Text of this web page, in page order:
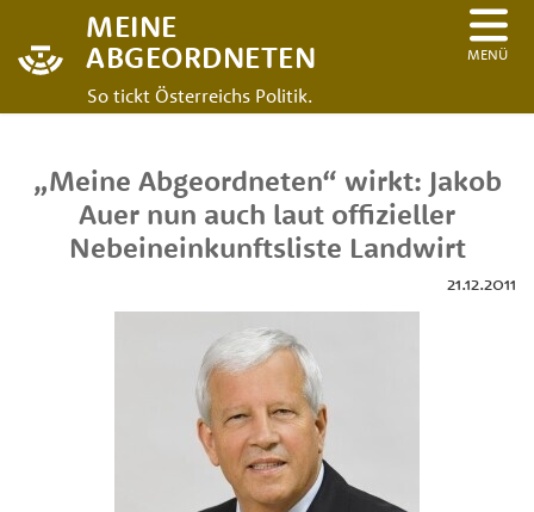
MEINE
ABGEORDNETEN
So tickt Österreichs Politik.
MENÜ
21.12.2011
„Meine Abgeordneten“ wirkt: Jakob
Auer nun auch laut offizieller
Nebeineinkunftsliste Landwirt